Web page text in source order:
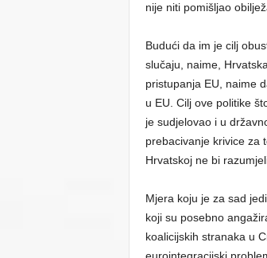
nije niti pomišljao
Budući da im je cilj
slučaju, naime,
pristupanja EU, naime
u EU. Cilj ove politike
je sudjelovao i u
prebacivanje krivice za
Hrvatskoj ne bi
Mjera koju je za sad
koji su posebno
koalicijskih stranaka u